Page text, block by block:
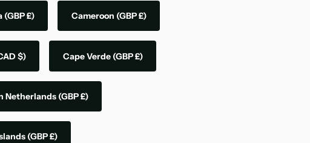
(GBP £) Cameroon (GBP £)
$) Cape Verde (GBP £)
Netherlands (GBP £)
(GBP £)